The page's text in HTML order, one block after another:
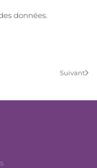
données.
Suivant